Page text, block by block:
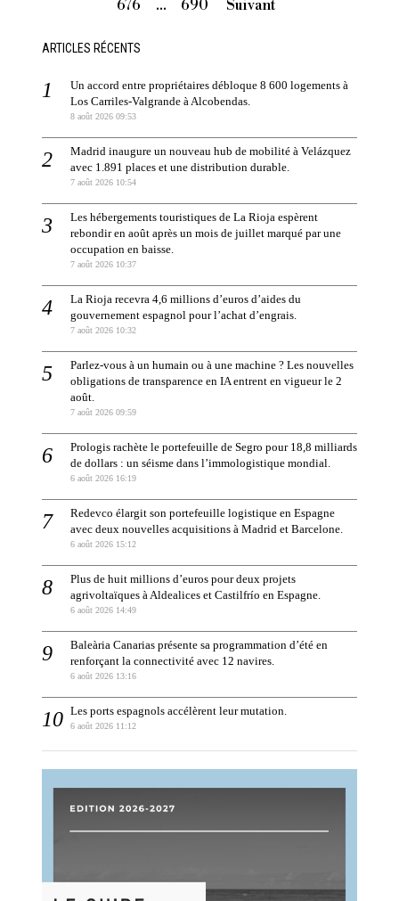
676 … 690 Suivant
ARTICLES RÉCENTS
Un accord entre propriétaires débloque 8 600 logements à
Los Carriles-Valgrande à Alcobendas.
8 août 2026 09:53
Madrid inaugure un nouveau hub de mobilité à Velázquez
avec 1.891 places et une distribution durable.
7 août 2026 10:54
Les hébergements touristiques de La Rioja espèrent
rebondir en août après un mois de juillet marqué par une
occupation en baisse.
7 août 2026 10:37
La Rioja recevra 4,6 millions d’euros d’aides du
gouvernement espagnol pour l’achat d’engrais.
7 août 2026 10:32
Parlez-vous à un humain ou à une machine ? Les nouvelles
obligations de transparence en IA entrent en vigueur le 2
août.
7 août 2026 09:59
Prologis rachète le portefeuille de Segro pour 18,8 milliards
de dollars : un séisme dans l’immologistique mondial.
6 août 2026 16:19
Redevco élargit son portefeuille logistique en Espagne
avec deux nouvelles acquisitions à Madrid et Barcelone.
6 août 2026 15:12
Plus de huit millions d’euros pour deux projets
agrivoltaïques à Aldealices et Castilfrío en Espagne.
6 août 2026 14:49
Baleària Canarias présente sa programmation d’été en
renforçant la connectivité avec 12 navires.
6 août 2026 13:16
Les ports espagnols accélèrent leur mutation.
6 août 2026 11:12